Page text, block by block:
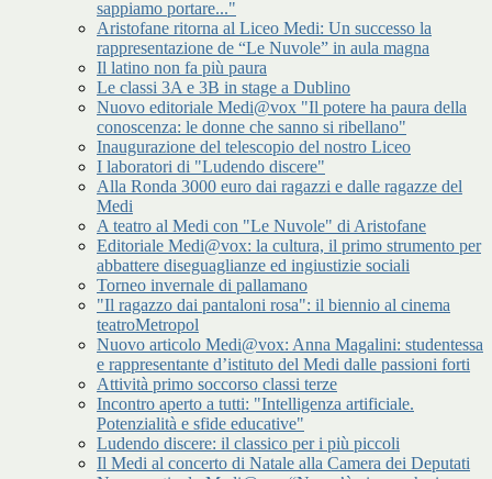
sappiamo portare..."
Aristofane ritorna al Liceo Medi: Un successo la
rappresentazione de “Le Nuvole” in aula magna
Il latino non fa più paura
Le classi 3A e 3B in stage a Dublino
Nuovo editoriale Medi@vox "Il potere ha paura della
conoscenza: le donne che sanno si ribellano"
Inaugurazione del telescopio del nostro Liceo
I laboratori di "Ludendo discere"
Alla Ronda 3000 euro dai ragazzi e dalle ragazze del
Medi
A teatro al Medi con "Le Nuvole" di Aristofane
Editoriale Medi@vox: la cultura, il primo strumento per
abbattere diseguaglianze ed ingiustizie sociali
Torneo invernale di pallamano
"Il ragazzo dai pantaloni rosa": il biennio al cinema
teatroMetropol
Nuovo articolo Medi@vox: Anna Magalini: studentessa
e rappresentante d’istituto del Medi dalle passioni forti
Attività primo soccorso classi terze
Incontro aperto a tutti: "Intelligenza artificiale.
Potenzialità e sfide educative"
Ludendo discere: il classico per i più piccoli
Il Medi al concerto di Natale alla Camera dei Deputati